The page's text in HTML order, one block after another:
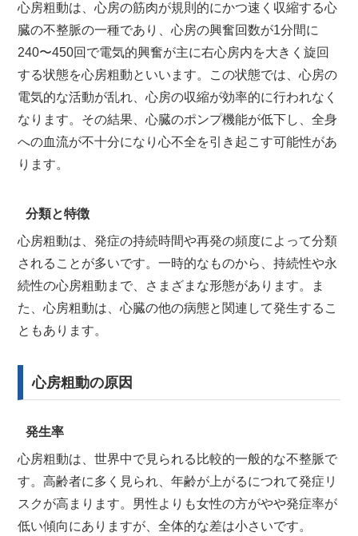
心房粗動は、心房の筋肉が規則的にかつ速く収縮する心
臓の不整脈の一種であり、心房の興奮回数が1分間に
240〜450回で電気的興奮が主に右心房内を大きく旋回
する状態を心房粗動といいます。この状態では、心房の
電気的な活動が乱れ、心房の収縮が効率的に行われなく
なります。その結果、心臓のポンプ機能が低下し、全身
への血流が不十分になり心不全を引き起こす可能性があ
ります。
分類と特徴
心房粗動は、発症の持続時間や再発の頻度によって分類
されることが多いです。一時的なものから、持続性や永
続性の心房粗動まで、さまざまな形態があります。ま
た、心房粗動は、心臓の他の病態と関連して発生するこ
ともあります。
心房粗動の原因
発生率
心房粗動は、世界中で見られる比較的一般的な不整脈で
す。高齢者に多く見られ、年齢が上がるにつれて発症リ
スクが高まります。男性よりも女性の方がやや発症率が
低い傾向にありますが、全体的な差は小さいです。